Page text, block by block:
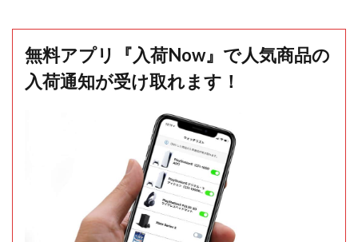
無料アプリ『入荷Now』で人気商品の
入荷通知が受け取れます！